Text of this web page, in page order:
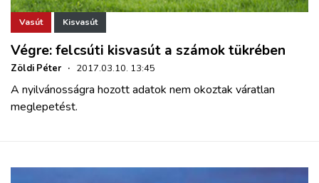
Vasút Kisvasút
Végre: felcsúti kisvasút a számok tükrében
Zöldi Péter · 2017.03.10. 13:45
A nyilvánosságra hozott adatok nem okoztak váratlan
meglepetést.